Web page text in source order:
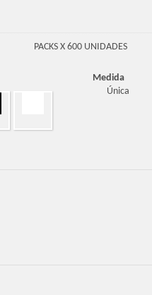
PACKS X 600 UNIDADES
Medida
Única